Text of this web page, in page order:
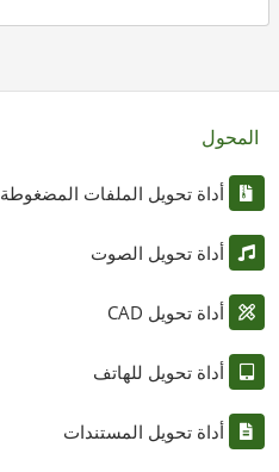
المحول
أداة تحويل الملفات المضغوطة
أداة تحويل الصوت
أداة تحويل CAD
أداة تحويل للهاتف
أداة تحويل المستندات